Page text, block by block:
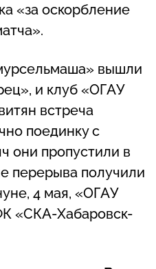
«за оскорбление
вышли
и клуб «ОГАУ
встреча
поединку с
они пропустили в
перерыва получили
4 мая, «ОГАУ
«СКА-Хабаровск-